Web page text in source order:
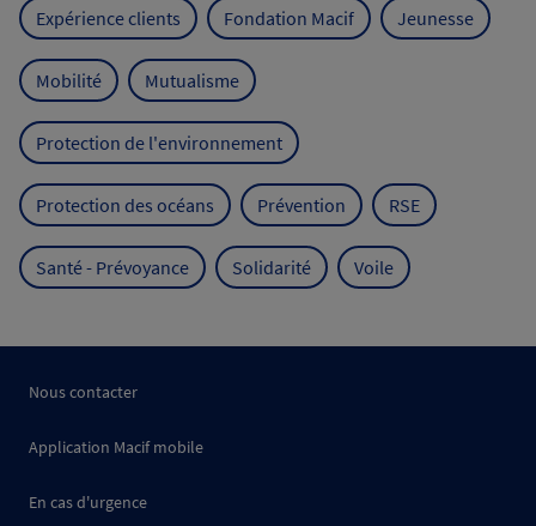
Expérience clients Fondation Macif Jeunesse
Mobilité Mutualisme
Protection de l'environnement
Protection des océans Prévention RSE
Santé - Prévoyance Solidarité Voile
Nous contacter
Application Macif mobile
En cas d'urgence